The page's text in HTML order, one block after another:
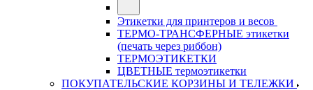
Этикетки для принтеров и весов
ТЕРМО-ТРАНСФЕРНЫЕ этикетки
(печать через риббон)
ТЕРМОЭТИКЕТКИ
ЦВЕТНЫЕ термоэтикетки
ПОКУПАТЕЛЬСКИЕ КОРЗИНЫ И ТЕЛЕЖКИ